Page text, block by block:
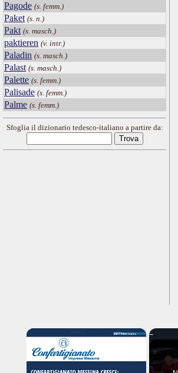
Pagode (s. femm.)
Paket (s. n.)
Pakt (s. masch.)
paktieren (v. intr.)
Paladin (s. masch.)
Palast (s. masch.)
Palette (s. femm.)
Palisade (s. femm.)
Palme (s. femm.)
Sfoglia il dizionario tedesco-italiano a partire da:
×